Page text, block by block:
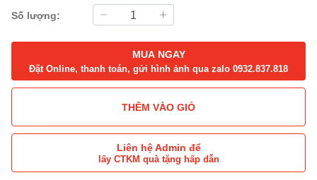
Số lượng:
MUA NGAY
Đặt Online, thanh toán, gửi hình ảnh qua zalo 0932.837.818
THÊM VÀO GIỎ
Liên hệ Admin để
lấy CTKM quà tặng hấp dẫn